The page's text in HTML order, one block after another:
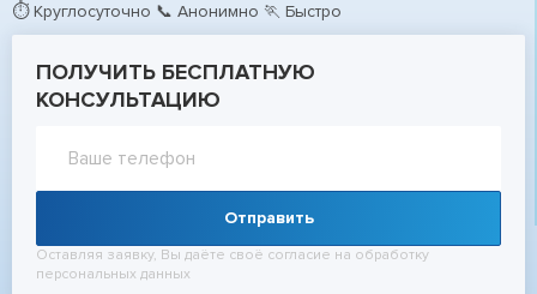
⏱ Круглосуточно 📞 Анонимно 🏃 Быстро
ПОЛУЧИТЬ БЕСПЛАТНУЮ
КОНСУЛЬТАЦИЮ
Отправить
Оставляя заявку, Вы даёте своё согласие на обработку
персональных данных